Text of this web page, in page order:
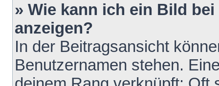
» Wie kann ich ein Bild
anzeigen?
In der Beitragsansicht
Benutzernamen stehen.